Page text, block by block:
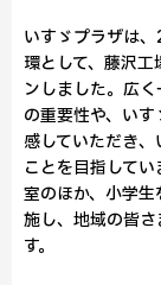
いすゞプラザは
環として、藤沢
ンしました。広
の重要性や、い
感していただき
ことを目指して
室のほか、小学
施し、地域の皆
す。